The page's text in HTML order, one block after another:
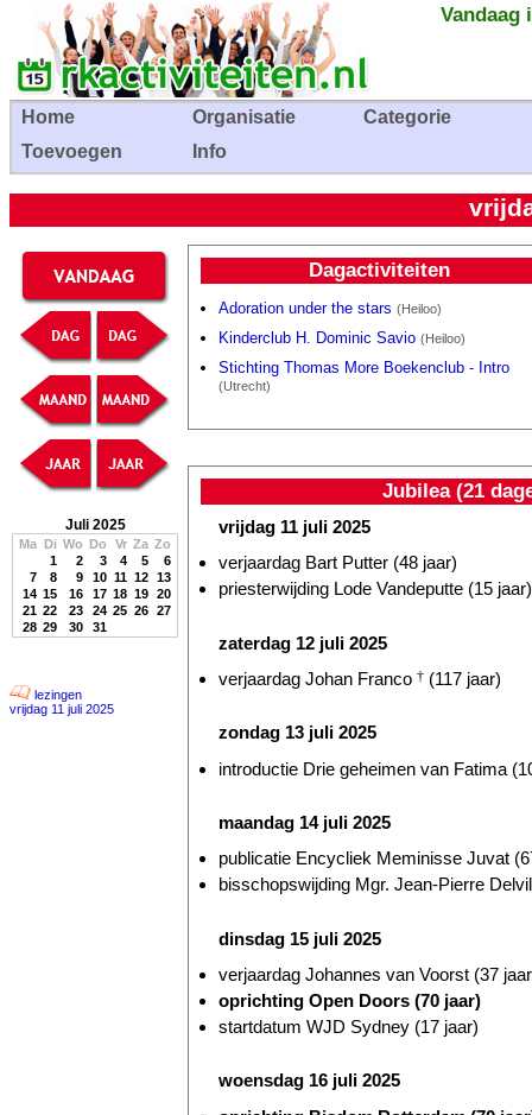
Vandaag
Home Organisatie
Categorie
Toevoegen
Info
Juli 2025
Ma Di Wo Do Vr Za Zo
1
2 3 4 5
6
7
8 9 10 11 12 13
14 15 16 17 18 19 20
21 22 23 24 25 26 27
28 29 30 31
lezingen
vrijdag 11 juli 2025
Dagactiviteiten
Adoration under the stars (Heiloo)
Kinderclub H. Dominic Savio (Heiloo)
Stichting Thomas More Boekenclub - Intro
(Utrecht)
Jubilea (21
vrijdag 11 juli 2025
verjaardag Bart Putter (48 jaar)
priesterwijding Lode Vandeputte (15 jaar)
zaterdag 12 juli 2025
verjaardag Johan Franco † (117 jaar)
zondag 13 juli 2025
introductie Drie geheimen van Fatima
maandag 14 juli 2025
publicatie Encycliek Meminisse Juvat
bisschopswijding Mgr. Jean-Pierre
dinsdag 15 juli 2025
verjaardag Johannes van Voorst (37
oprichting Open Doors (70 jaar)
startdatum WJD Sydney (17 jaar)
woensdag 16 juli 2025